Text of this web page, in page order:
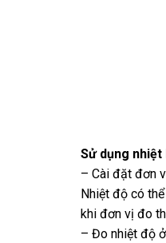
Sử dụng
– Cài đặt đơn
Nhiệt độ có
khi đơn vị đo
– Đo nhiệt độ